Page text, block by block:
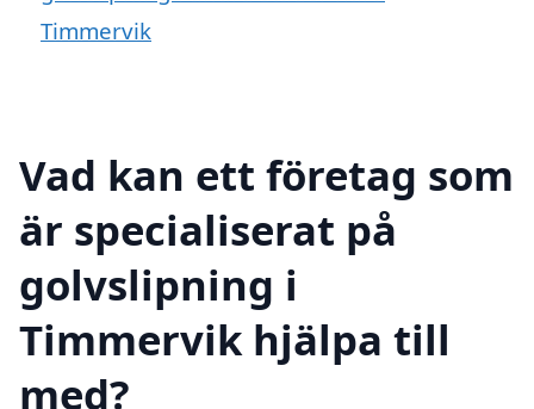
Timmervik
Vad kan ett företag som
är specialiserat på
golvslipning i
Timmervik hjälpa till
med?